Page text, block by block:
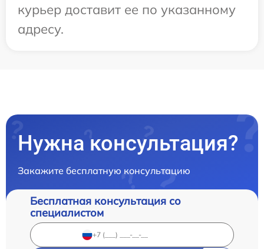
курьер доставит ее по указанному
адресу.
Нужна консультация?
Закажите бесплатную консультацию
Бесплатная консультация со
специалистом